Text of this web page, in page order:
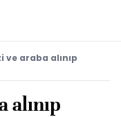
ve araba alınıp
alınıp